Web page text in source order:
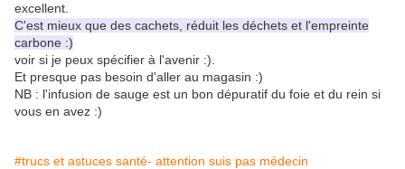
excellent.
C'est mieux que des cachets, réduit les déchets et l'empreinte
carbone :)
voir si je peux spécifier à l'avenir :).
Et presque pas besoin d'aller au magasin :)
NB : l'infusion de sauge est un bon dépuratif du foie et du rein si
vous en avez :)
#trucs et astuces santé- attention suis pas médecin